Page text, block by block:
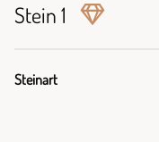
Stein 1
Steinart